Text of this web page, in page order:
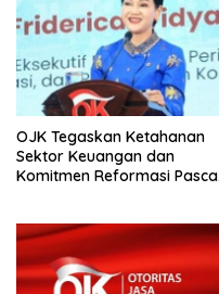
OJK Tegaskan Ketahanan
Sektor Keuangan dan
Komitmen Reformasi Pasca